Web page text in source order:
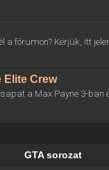
a fórumon? Kérjük, itt
Elite Crew
a Max Payne 3-ban
GTA sorozat